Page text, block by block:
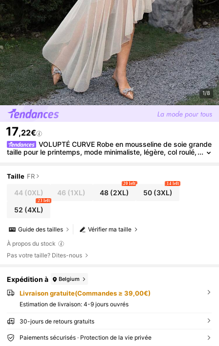
1/8
17,22€
VOLUPTÉ CURVE Robe en mousseline de soie grande
taille pour le printemps, mode minimaliste, légère, col roulé,
s, les déplacements, les rassemblements
Taille FR
44(0XL) 46 (1XL) 48(2XL)
20 left
50(3XL)
14 left
52 (4XL)
23 left
Vérifier ma taille
Guide des tailles
À propos du stock
Pas votre taille? Dites-nous
Expédition à Belgium
Livraison gratuite(Commandes ≥ 39,00€)
Estimation de livraison: 4-9 jours ouvrés
30-jours de retours gratuits
Paiements sécurisés · Protection de la vie privée